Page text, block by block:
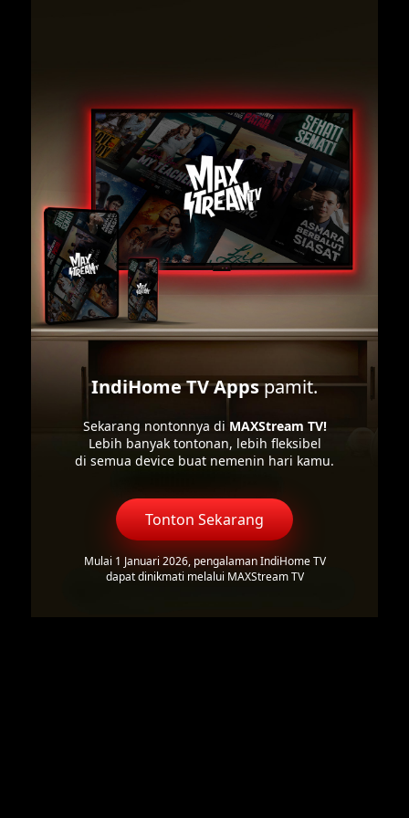
IndiHome TV Appspamit.
Sekarang nontonnya di MAXStream TV!
Lebih banyak tontonan, lebih fleksibel
di semua device buat nemenin hari kamu.
Tonton Sekarang
Mulai 1 Januari 2026, pengalaman IndiHome TV
dapat dinikmati melalui MAXStream TV